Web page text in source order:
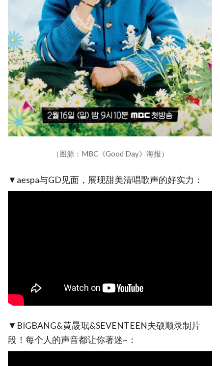
（图源：MBC《Good Day》海报）
▼aespa与GD见面，展现甜美清唱歌声的好实力：
▼BIGBANG&黄晸珉&SEVENTEEN夫硕顺录制片
段！每个人的声音都让你著迷~：